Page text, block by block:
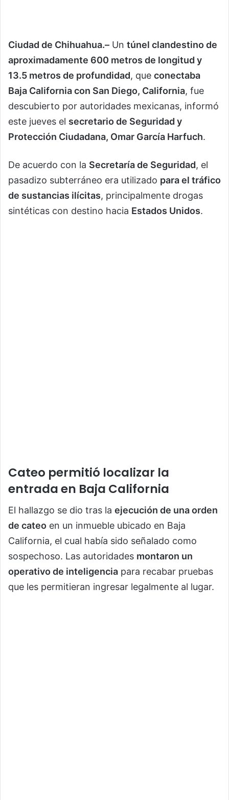
Ciudad de Chihuahua.– Un túnel clandestino de
aproximadamente 600 metros de longitud y
13.5 metros de profundidad, que conectaba
Baja California con San Diego, California, fue
descubierto por autoridades mexicanas, informó
este jueves el secretario de Seguridad y
Protección Ciudadana, Omar García Harfuch.
De acuerdo con la Secretaría de Seguridad, el
pasadizo subterráneo era utilizado para el tráfico
de sustancias ilícitas, principalmente drogas
sintéticas con destino hacia Estados Unidos.
Cateo permitió localizar la
entrada en Baja California
El hallazgo se dio tras la ejecución de una orden
de cateo en un inmueble ubicado en Baja
California, el cual había sido señalado como
sospechoso. Las autoridades montaron un
operativo de inteligencia para recabar pruebas
que les permitieran ingresar legalmente al lugar.